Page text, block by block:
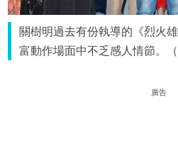
關樹明過去有份執導的《烈火
富動作場面中不乏感人情節。
廣告